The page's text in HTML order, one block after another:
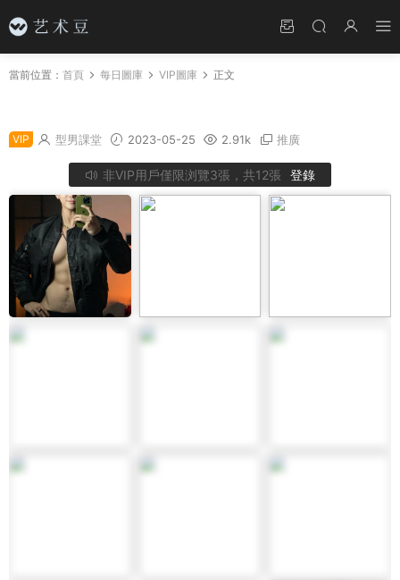
當前位置： 首頁 每日圖庫 VIP圖庫 正文
VIP 型男課堂 2023-05-25 2.91k 推廣
非VIP用戶僅限浏覽3張，共12張 登錄